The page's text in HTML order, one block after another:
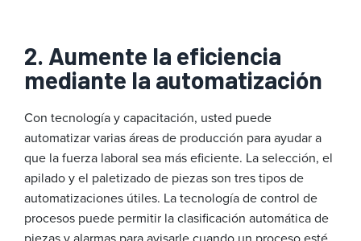
2. Aumente la eficiencia
mediante la automatización
Con tecnología y capacitación, usted puede
automatizar varias áreas de producción para ayudar a
que la fuerza laboral sea más eficiente. La selección, el
apilado y el paletizado de piezas son tres tipos de
automatizaciones útiles. La tecnología de control de
procesos puede permitir la clasificación automática de